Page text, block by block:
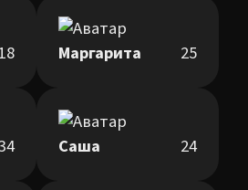
18 Маргарита 25
Саша 24